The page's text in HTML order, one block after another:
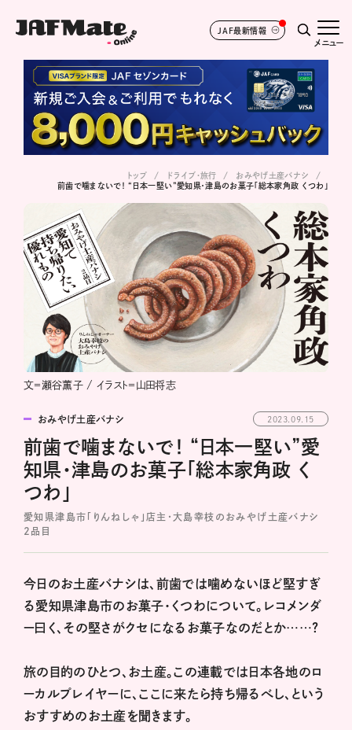
JAF最新情報
メニュー
トップ ドライブ･旅行
おみやげ土産バナシ
前歯で噛まないで！ “日本一堅い”愛知県・津島のお菓子「総本家角政 くつわ」
文＝瀬谷薫子 / イラスト＝山田将志
おみやげ土産バナシ 2023.09.15
前歯で噛まないで！ “日本一堅い”愛
知県・津島のお菓子「総本家角政 く
つわ」
愛知県津島市「りんねしゃ」店主・大島幸枝のおみやげ土産バナシ
2品目
今日のお土産バナシは、前歯では噛めないほど堅すぎ
る愛知県津島市のお菓子・くつわについて。レコメンダ
ー曰く、その堅さがクセになるお菓子なのだとか……?
旅の目的のひとつ、お土産。この連載では日本各地のロ
ーカルプレイヤーに、ここに来たら持ち帰るべし、という
おすすめのお土産を聞きます。